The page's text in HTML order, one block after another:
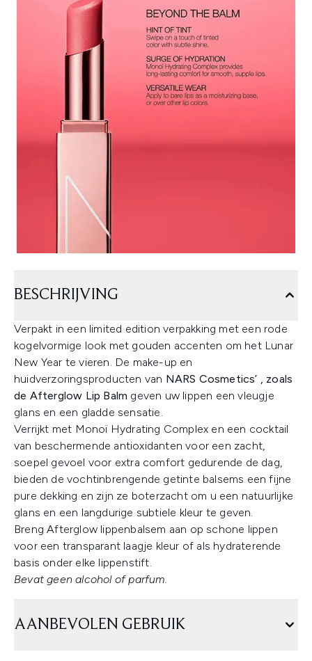
BESCHRIJVING
Verpakt in een limited edition verpakking met een rode
kogelvormige look met gouden accenten om het Lunar
New Year te vieren. De make-up en
huidverzoringsproducten van NARS Cosmetics’ , zoals
de Afterglow Lip Balm geven uw lippen een vleugje
glans en een gladde sensatie.
Verrijkt met Monoï Hydrating Complex en een cocktail
van beschermende antioxidanten voor een zacht,
soepel gevoel voor extra comfort gedurende de dag,
bieden de vochtinbrengende getinte balsems een fijne
pure dekking en zijn ze boterzacht om u een natuurlijke
glans en een langdurige subtiele kleur te geven.
Breng Afterglow lippenbalsem aan op schone lippen
voor een transparant laagje kleur of als hydraterende
basis onder elke lippenstift.
Bevat geen alcohol of parfum.
AANBEVOLEN GEBRUIK